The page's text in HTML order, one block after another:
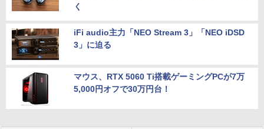
く
iFi audio主力「NEO Stream 3」「NEO iDSD
3」に迫る
マウス、RTX 5060 Ti搭載ゲーミングPCが7万
5,000円オフで30万円台！